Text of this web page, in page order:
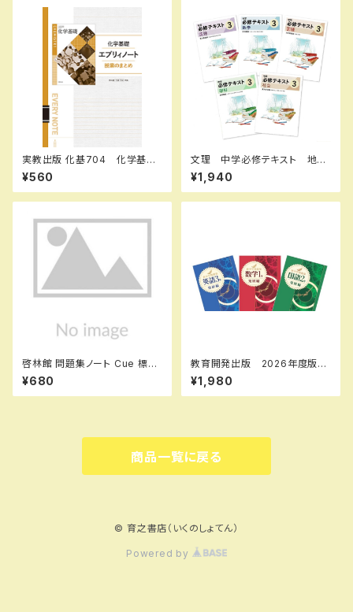
実教出版 化基704 化学基礎
エブリィノート 授業のまとめ
新品 問題集本体のみ 別冊
解答なし ISBN：97844073
009 SKU：003262230
¥560
文理 中学必修テキスト 地
理・歴史・社会中3（公民）（ご選
択ください） 2026年度版 新
品完全セット
¥1,940
啓林館 問題集ノート Cue 標
準〜応用編 数学Ⅰ 集合と命
題・図形と計量 新品 問題集
本体のみ 別冊解答なし ISB
¥680
教育開発出版 2026年度版
新中学問題集 英語 中1～3
発展編 各学年（選択くださ
い） 新品完全セット
¥1,980
商品一覧に戻る
© 育之書店（いくのしょてん）
Powered by